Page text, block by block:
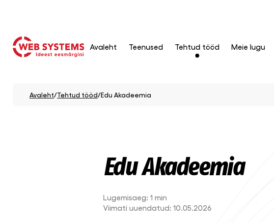
Avaleht Teenused Tehtud tööd Meie lugu
Avaleht/Tehtud tööd/Edu Akadeemia
Edu Akadeemia
Lugemisaeg: 1 min
Viimati uuendatud: 10.05.2026